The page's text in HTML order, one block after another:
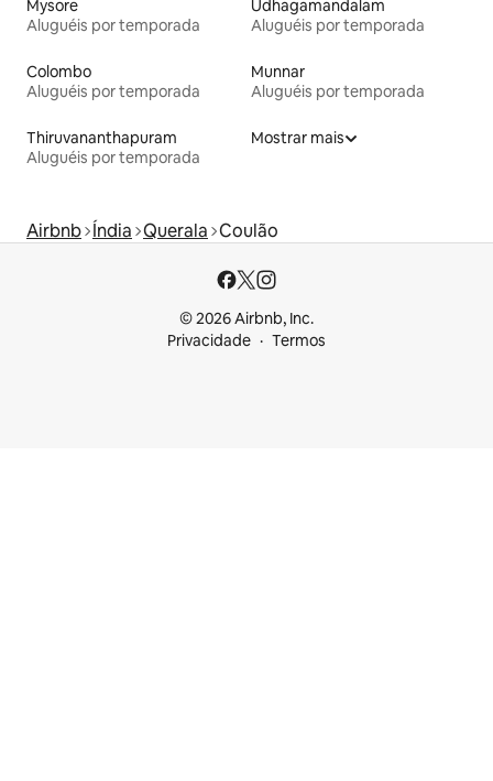
Mysore
Aluguéis por temporada
Udhagamandalam
Aluguéis por temporada
Colombo
Aluguéis por temporada
Munnar
Aluguéis por temporada
Thiruvananthapuram
Aluguéis por temporada
Mostrar mais
Airbnb Índia Querala Coulão
© 2026 Airbnb, Inc.
Privacidade
Termos